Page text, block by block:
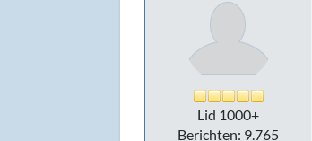
Lid 1000+
Berichten: 9.765